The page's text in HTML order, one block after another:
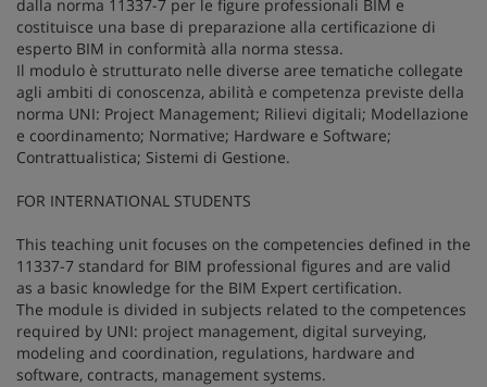
dalla norma 11337-7 per le figure professionali BIM e
costituisce una base di preparazione alla certificazione di
esperto BIM in conformità alla norma stessa.
Il modulo è strutturato nelle diverse aree tematiche collegate
agli ambiti di conoscenza, abilità e competenza previste della
norma UNI: Project Management; Rilievi digitali; Modellazione
e coordinamento; Normative; Hardware e Software;
Contrattualistica; Sistemi di Gestione.
FOR INTERNATIONAL STUDENTS
This teaching unit focuses on the competencies defined in the
11337-7 standard for BIM professional figures and are valid
as a basic knowledge for the BIM Expert certification.
The module is divided in subjects related to the competences
required by UNI: project management, digital surveying,
modeling and coordination, regulations, hardware and
software, contracts, management systems.